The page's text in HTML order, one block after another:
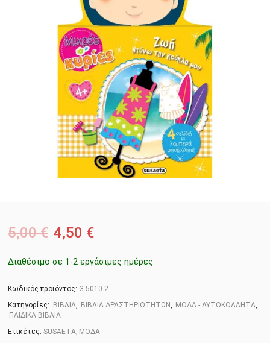
5,00€ 4,50 €
Διαθέσιμο σε 1-2 εργάσιμες ημέρες
Κωδικός προϊόντος: G-5010-2
Κατηγορίες:
ΒΙΒΛΙΑ, ΒΙΒΛΙΑ ΔΡΑΣΤΗΡΙΟΤΗΤΩΝ, ΜΟΔΑ - ΑΥΤΟΚΟΛΛΗΤΑ,
ΠΑΙΔΙΚΑ ΒΙΒΛΙΑ
Ετικέτες: SUSAETA, ΜΟΔΑ